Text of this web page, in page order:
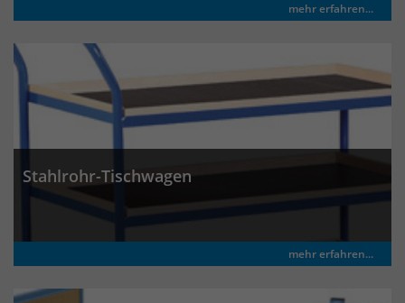
mehr erfahren...
Stahlrohr-Tischwagen
mehr erfahren...